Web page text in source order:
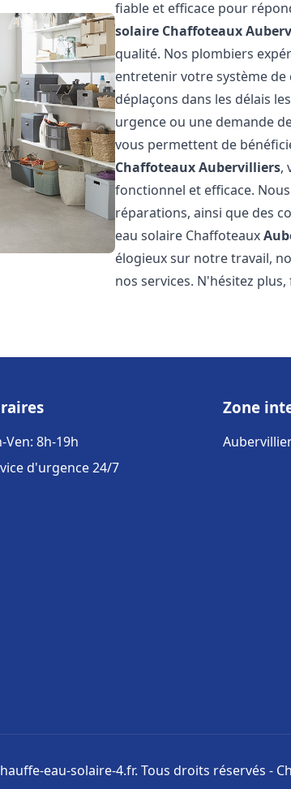
fiable et efficace pour
solaire Chaffoteaux
qualité. Nos plombiers
entretenir votre système
déplaçons dans les délais
urgence ou une demande
vous permettent de
ChaffoteauxAubervilliers,
fonctionnel et efficace.
réparations, ainsi que des
eau solaire Chaffoteaux
élogieux sur notre travail,
nos services. N'hésitez
Ven: 8h-19h
d'urgence 24/7
Zone
eau-solaire-4.fr. Tous droits réservés -